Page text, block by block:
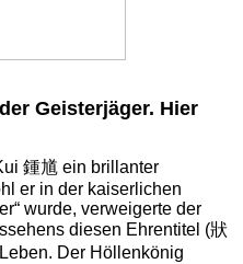
Geisterjäger. Hier
鍾馗 ein brillanter
er in der kaiserlichen
wurde, verweigerte der
diesen Ehrentitel (狀
Der Höllenkönig